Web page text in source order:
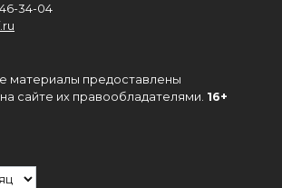
34-04
материалы предоставлены
сайте их правообладателями. 16+